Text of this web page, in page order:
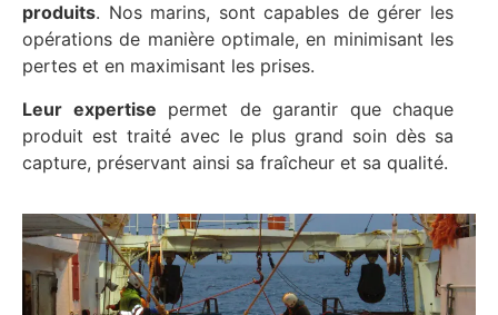
produits. Nos marins, sont capables de gérer les
opérations de manière optimale, en minimisant les
pertes et en maximisant les prises.
Leur expertise permet de garantir que chaque
produit est traité avec le plus grand soin dès sa
capture, préservant ainsi sa fraîcheur et sa qualité.